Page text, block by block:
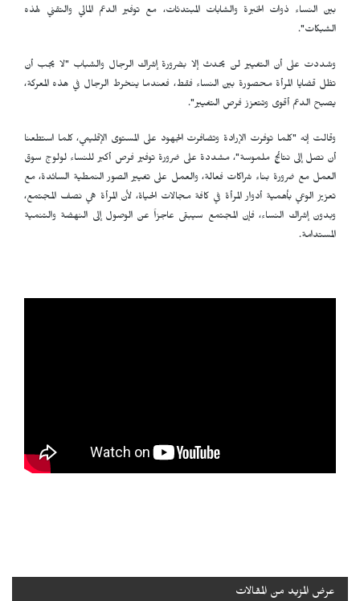
بين النساء ذوات الخبرة والشابات المبتدئات، مع توفير الدعم المالي والتقني لهذه
الشبكات".
وشددت على أن التغيير لن يحدث إلا بضرورة إشراك الرجال والشباب "لا يجب أن
تظل قضايا المرأة محصورة بين النساء فقط، فعندما ينخرط الرجال في هذه المعركة،
يصبح الدعم أقوى وتتعزز فرص التغيير".
وقالت إنه "كلما توفرت الإرادة وتضافرت الجهود على المستوى الإقليمي، كلما استطعنا
أن نصل إلى نتائج ملموسة"، مشددة على ضرورة توفير فرص أكبر للنساء لولوج سوق
العمل مع ضرورة بناء شراكات فعالة، والعمل على تغيير الصور النمطية السائدة، مع
تعزيز الوعي بأهمية أدوار المرأة في كافة مجالات الحياة، لأن المرأة هي نصف المجتمع،
وبدون إشراك النساء، فإن المجتمع سيبقى عاجزاً عن الوصول إلى النهضة والتنمية
المستدامة.
عرض المزيد من المقالات